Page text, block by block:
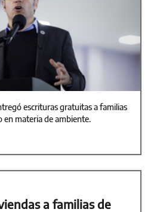
escrituras gratuitas a familias
materia de ambiente.
a familias de